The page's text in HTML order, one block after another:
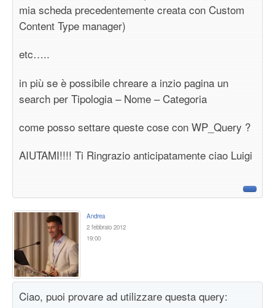
mia scheda precedentemente creata con Custom
Content Type manager)
etc…..
in più se è possibile chreare a inzio pagina un
search per Tipologia – Nome – Categoria
come posso settare queste cose con WP_Query ?
AIUTAMI!!!! Ti Ringrazio anticipatamente ciao Luigi
Andrea
2 febbraio 2012
19:00
Ciao, puoi provare ad utilizzare questa query: